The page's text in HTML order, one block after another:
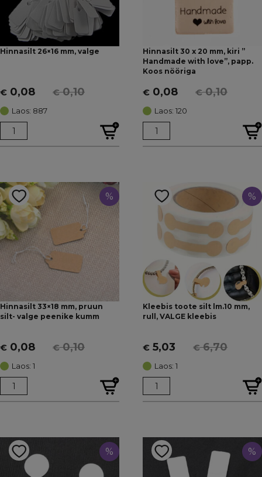
Hinnasilt 26×16 mm, valge
€0,10
Algne
hind
oli:
€ 0,10.
€ 0,08
Current
price
is:
€ 0,08.
Laos: 887
Hinnasilt 30 x 20 mm, kiri ”
Handmade with love”, papp.
Koos nööriga
€0,10
Algne
hind
oli:
€ 0,10.
€ 0,08
Current
price
is:
€ 0,08.
Laos: 120
%
Hinnasilt 33×18 mm, pruun
silt- valge peenike kumm
€0,10
Algne
hind
oli:
€ 0,10.
€ 0,08
Current
price
is:
€ 0,08.
Laos: 1
%
Kleebis toote silt lm.10 mm,
rull, VALGE kleebis
€6,70
Algne
hind
oli:
€ 6,70.
€ 5,03
Current
price
is:
€ 5,03.
Laos: 1
% %